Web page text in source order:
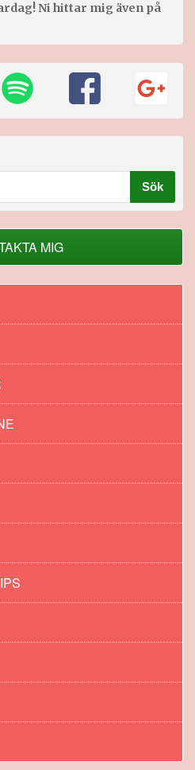
Ni hittar mig även på
MIG